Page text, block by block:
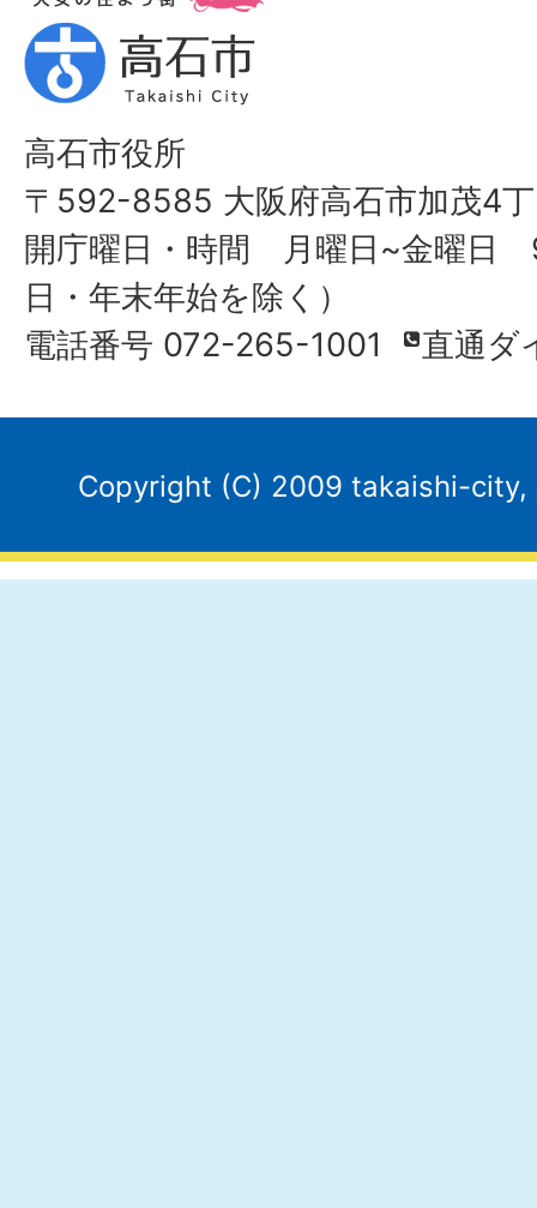
高石市役所
〒592-8585 大阪府高石市加茂4丁
開庁曜日・時間 月曜日~金曜日
日・年末年始を除く）
電話番号 072-265-1001
直通ダ
Copyright (C) 2009 takaishi-city,